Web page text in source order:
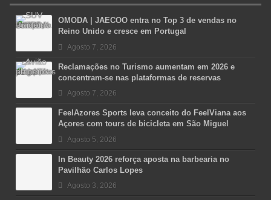
OMODA | JAECOO entra no Top 3 de vendas no
Reino Unido e cresce em Portugal
Agosto 7, 2026
Reclamações no Turismo aumentam em 2026 e
concentram-se nas plataformas de reservas
Agosto 7, 2026
FeelAzores Sports leva conceito do FeelViana aos
Açores com tours de bicicleta em São Miguel
Agosto 5, 2026
In Beauty 2026 reforça aposta na barbearia no
Pavilhão Carlos Lopes
Agosto 3, 2026